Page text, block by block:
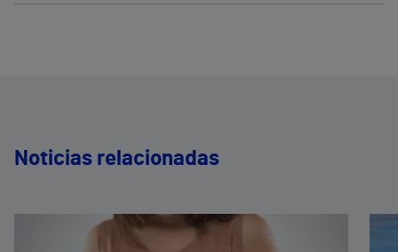
Noticias relacionadas